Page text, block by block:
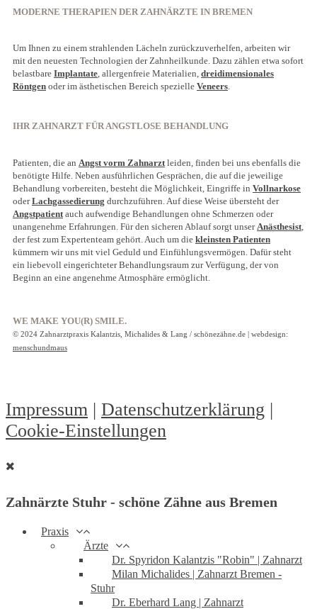
MODERNE THERAPIEN DER ZAHNÄRZTE IN BREMEN
Um Ihnen zu einem strahlenden Lächeln zurückzuverhelfen, arbeiten wir
mit den neuesten Technologien der Zahnheilkunde. Dazu zählen etwa sofort
belastbare Implantate, allergenfreie Materialien, dreidimensionales
Röntgen oder im ästhetischen Bereich spezielle Veneers.
IHR ZAHNARZT FÜR ANGSTLOSE BEHANDLUNG
Patienten, die an Angst vorm Zahnarzt leiden, finden bei uns ebenfalls die
benötigte Hilfe. Neben ausführlichen Gesprächen, die auf die jeweilige
Behandlung vorbereiten, besteht die Möglichkeit, Eingriffe in Vollnarkose
oderLachgassedierung durchzuführen. Auf diese Weise übersteht der
Angstpatient auch aufwendige Behandlungen ohne Schmerzen oder
unangenehme Erfahrungen. Für den sicheren Ablauf sorgt unser Anästhesist
der fest zum Expertenteam gehört. Auch um die kleinsten Patienten
kümmern wir uns mit viel Geduld und Einfühlungsvermögen. Dafür steht
ein liebevoll eingerichteter Behandlungsraum zur Verfügung, der von
Beginn an eine angenehme Atmosphäre ermöglicht.
WE MAKE YOU(R) SMILE.
© 2024 Zahnarztpraxis Kalantzis, Michalides & Lang / schönezähne.de | webdesign:
menschundmaus
Impressum | Datenschutzerklärung |
Cookie-Einstellungen
Zahnärzte Stuhr - schöne Zähne aus Bremen
Praxis
Ärzte
Dr. Spyridon Kalantzis "Robin" | Zahnarzt
Milan Michalides | Zahnarzt Bremen -
Stuhr
Dr. Eberhard Lang | Zahnarzt